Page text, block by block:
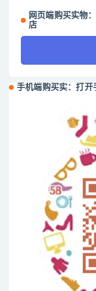
网页端购买实物
店
手机端购买实：打开